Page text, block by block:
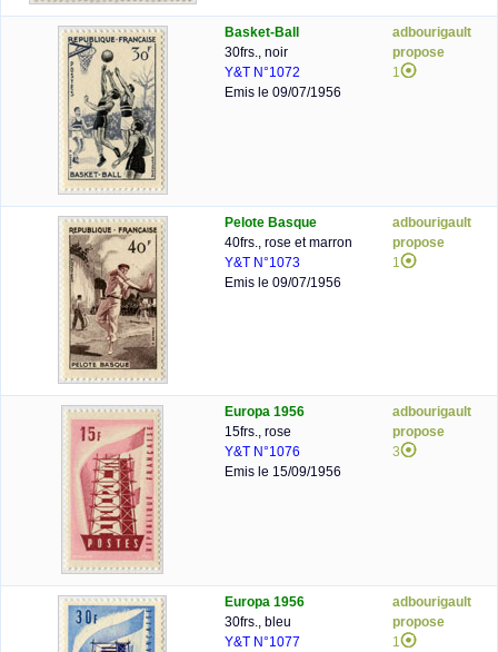
Basket-Ball
30frs., noir
Y&T N°1072
Emis le 09/07/1956
adbourigault
propose
1
Pelote Basque
40frs., rose et marron
Y&T N°1073
Emis le 09/07/1956
adbourigault
propose
1
Europa 1956
15frs., rose
Y&T N°1076
Emis le 15/09/1956
adbourigault
propose
3
Europa 1956
30frs., bleu
Y&T N°1077
adbourigault
propose
1